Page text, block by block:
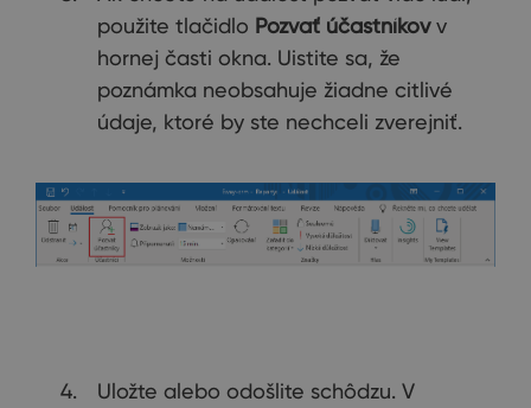
použite tlačidlo Pozvať účastníkovv
hornej časti okna. Uistite sa, že
poznámka neobsahuje žiadne citlivé
údaje, ktoré by ste nechceli zverejniť.
Uložte alebo odošlite schôdzu. V